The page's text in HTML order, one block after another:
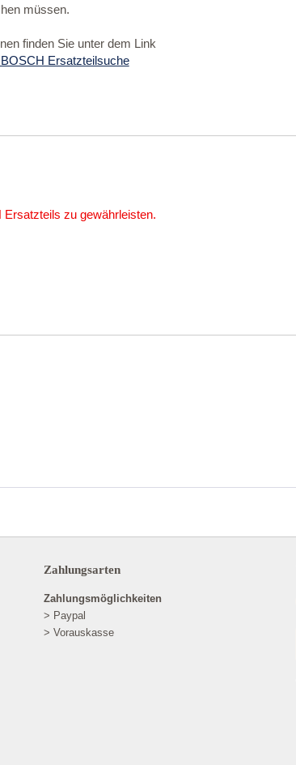
müssen.
finden Sie unter dem Link
Ersatzteilsuche
zu gewährleisten.
Zahlungsarten
Zahlungsmöglichkeiten
> Paypal
> Vorauskasse